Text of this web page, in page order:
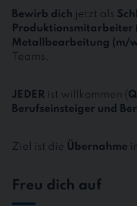
Bewirb dich jetzt als
Metallbearbeitung (m/
Teams.
JEDER ist willkommen (
Berufseinsteiger und
Ziel ist die Übernahme
Freu dich auf